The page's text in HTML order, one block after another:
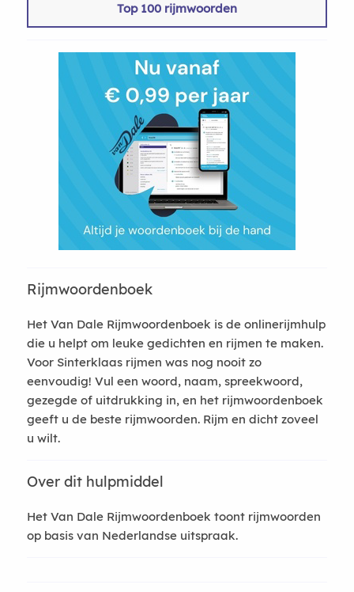
Top 100 rijmwoorden
Rijmwoordenboek
Het Van Dale Rijmwoordenboek is de onlinerijmhulp
die u helpt om leuke gedichten en rijmen te maken.
Voor Sinterklaas rijmen was nog nooit zo
eenvoudig! Vul een woord, naam, spreekwoord,
gezegde of uitdrukking in, en het rijmwoordenboek
geeft u de beste rijmwoorden. Rijm en dicht zoveel
u wilt.
Over dit hulpmiddel
Het Van Dale Rijmwoordenboek toont rijmwoorden
op basis van Nederlandse uitspraak.